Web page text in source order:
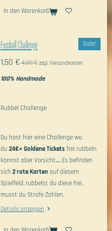
In den Warenkorb
Sale!
Fussball Challenge
1,50 € 4,00 € zzgl. Versandkosten
100% Handmade
Rubbel Challenge
Du hast hier eine Challenge wo
du 24€+ Goldene Ticketsfrei rubbeln
kannst aber Vorsicht..... Es befinden
sich 2 rote Kartenauf diesem
Spielfeld, rubbelst du diese frei,
musst du Strafe Zahlen.
Details anzeigen